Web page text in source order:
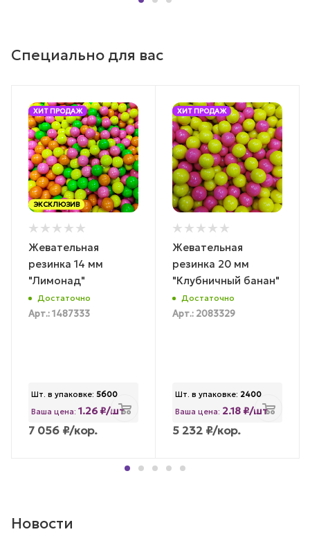
Специально для вас
ХИТ ПРОДАЖ
ЭКСКЛЮЗИВ
Жевательная
резинка 14 мм
"Лимонад"
Достаточно
Арт.: 1487333
Шт. в упаковке: 5600
Ваша цена: 1.26 ₽/шт
7 056 ₽/кор.
ХИТ ПРОДАЖ
Жевательная
резинка 20 мм
"Клубничный банан"
Достаточно
Арт.: 2083329
Шт. в упаковке: 2400
Ваша цена: 2.18 ₽/шт
5 232 ₽/кор.
Новости